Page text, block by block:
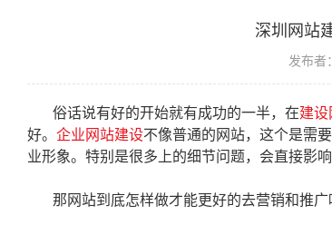
深圳网站
发布者
俗话说有好的开始就有成功的一半，在建设
好。 企业网站建设不像普通的网站，这个是需
业形象。特别是很多上的细节问题，会直接影
那网站到底怎样做才能更好的去营销和推广